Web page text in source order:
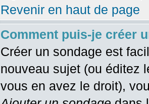
Revenir en haut de page
Comment puis-je créer
Créer un sondage est
nouveau sujet (ou éditez
vous en avez le droit),